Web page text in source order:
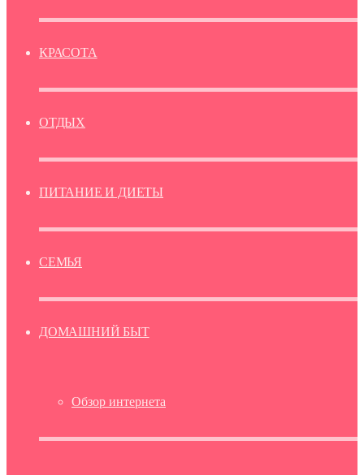
КРАСОТА
ОТДЫХ
ПИТАНИЕ И ДИЕТЫ
СЕМЬЯ
ДОМАШНИЙ БЫТ
Обзор интернета